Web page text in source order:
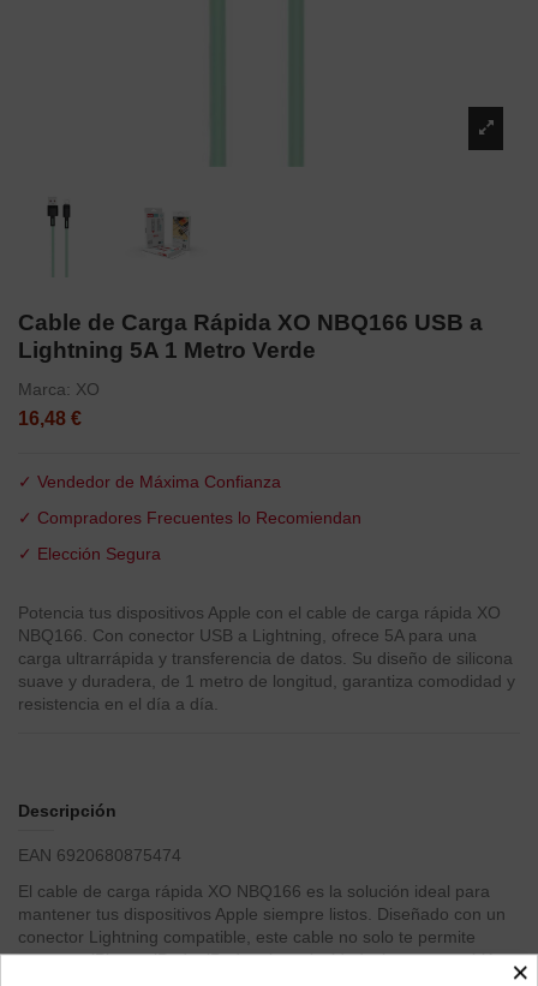
Cable de Carga Rápida XO NBQ166 USB a
Lightning 5A 1 Metro Verde
Marca: XO
16,48 €
✓ Vendedor de Máxima Confianza
✓ Compradores Frecuentes lo Recomiendan
✓ Elección Segura
Potencia tus dispositivos Apple con el cable de carga rápida XO
NBQ166. Con conector USB a Lightning, ofrece 5A para una
carga ultrarrápida y transferencia de datos. Su diseño de silicona
suave y duradera, de 1 metro de longitud, garantiza comodidad y
resistencia en el día a día.
Descripción
EAN 6920680875474
El cable de carga rápida XO NBQ166 es la solución ideal para
mantener tus dispositivos Apple siempre listos. Diseñado con un
conector Lightning compatible, este cable no solo te permite
cargar tu iPhone, iPad o iPod a alta velocidad, sino que también ×